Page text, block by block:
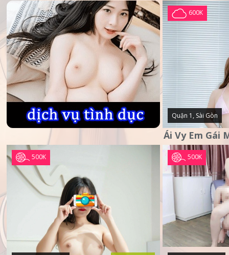
600K
Quận 1, Sài Gòn
500K 500K